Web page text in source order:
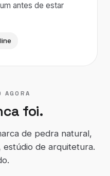
antes de estar
AGORA
foi.
de pedra natural,
estúdio de arquitetura.